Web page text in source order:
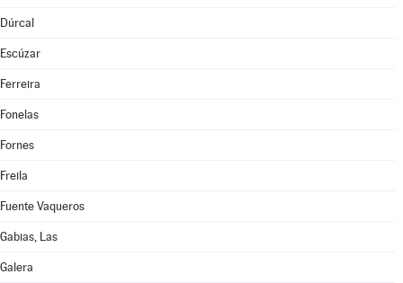
Dúrcal
Escúzar
Ferreira
Fonelas
Fornes
Freila
Fuente Vaqueros
Gabias, Las
Galera